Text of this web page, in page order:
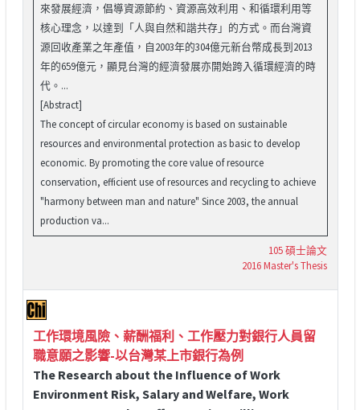
來發展經濟，倡導資源節約、資源高效利用、和循環利用等
核心理念，以達到「人與自然和諧共存」的方式。而台灣資
源回收產業之年產值，自2003年的304億元新台幣成長到2013
年的659億元，顯見台灣的經濟發展亦開始跨入循環經濟的時
代。...
[Abstract]
The concept of circular economy is based on sustainable
resources and environmental protection as basic to develop
economic. By promoting the core value of resource
conservation, efficient use of resources and recycling to achieve
"harmony between man and nature" Since 2003, the annual
production va...
105 碩士論文
2016 Master's Thesis
工作環境風險、薪酬福利、工作壓力對銀行人員留
職意願之影響-以台灣某上市銀行為例
The Research about the Influence of Work
Environment Risk, Salary and Welfare, Work